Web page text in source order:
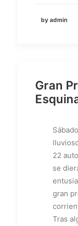
by admin
Gran
22
se
gran
Tras